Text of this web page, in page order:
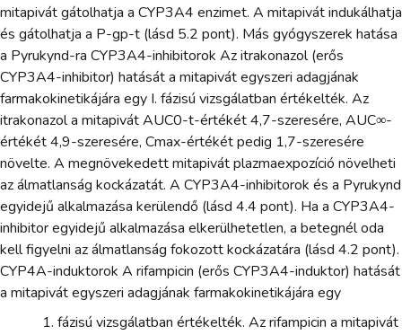
mitapivát gátolhatja a CYP3A4 enzimet. A mitapivát indukálhatja
és gátolhatja a P-gp-t (lásd 5.2 pont). Más gyógyszerek hatása
a Pyrukynd-ra CYP3A4-inhibitorok Az itrakonazol (erős
CYP3A4-inhibitor) hatását a mitapivát egyszeri adagjának
farmakokinetikájára egy I. fázisú vizsgálatban értékelték. Az
itrakonazol a mitapivát AUC0-t-értékét 4,7-szeresére, AUC∞-
értékét 4,9-szeresére, Cmax-értékét pedig 1,7-szeresére
növelte. A megnövekedett mitapivát plazmaexpozíció növelheti
az álmatlanság kockázatát. A CYP3A4-inhibitorok és a Pyrukynd
egyidejű alkalmazása kerülendő (lásd 4.4 pont). Ha a CYP3A4-
inhibitor egyidejű alkalmazása elkerülhetetlen, a betegnél oda
kell figyelni az álmatlanság fokozott kockázatára (lásd 4.2 pont).
CYP4A-induktorok A rifampicin (erős CYP3A4-induktor) hatását
a mitapivát egyszeri adagjának farmakokinetikájára egy
fázisú vizsgálatban értékelték. Az rifampicin a mitapivát